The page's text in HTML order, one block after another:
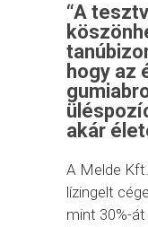
“A
hogy az
akár
A Melde
lízingelt
mint 30%-